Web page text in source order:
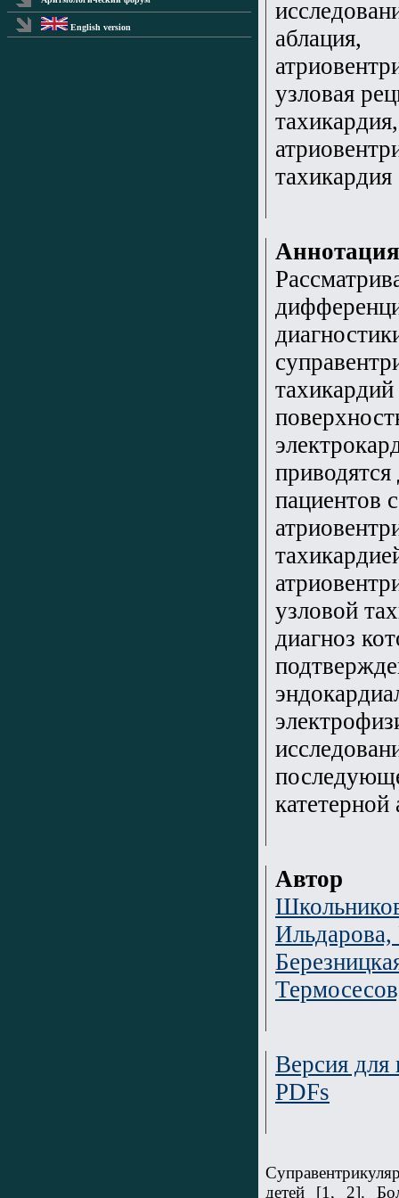
English version
аблация,
узловая
тахикардия
Аннотация
тахикардий
пациентов
узловой
диагноз
катетерной
Автор
Версия для
PDFs
детей [1, 2].